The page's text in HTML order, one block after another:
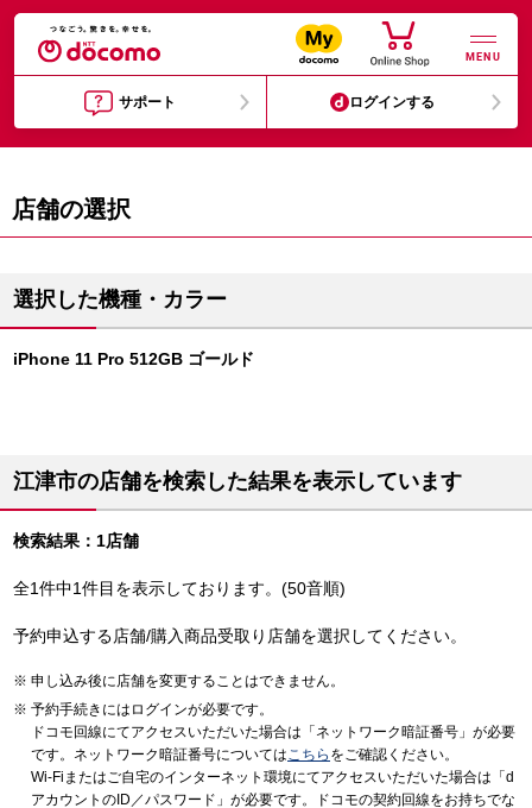
MENU
サポート ログインする
店舗の選択
選択した機種・カラー
iPhone 11 Pro 512GB ゴールド
江津市の店舗を検索した結果を表示しています
検索結果：1店舗
全1件中1件目を表示しております。(50音順)
予約申込する店舗/購入商品受取り店舗を選択してください。
申し込み後に店舗を変更することはできません。
予約手続きにはログインが必要です。
ドコモ回線にてアクセスいただいた場合は「ネットワーク暗証番号」が必要
です。ネットワーク暗証番号についてはこちら をご確認ください。
Wi-Fiまたはご自宅のインターネット環境にてアクセスいただいた場合は「d
アカウントのID／パスワード」が必要です。ドコモの契約回線をお持ちでな